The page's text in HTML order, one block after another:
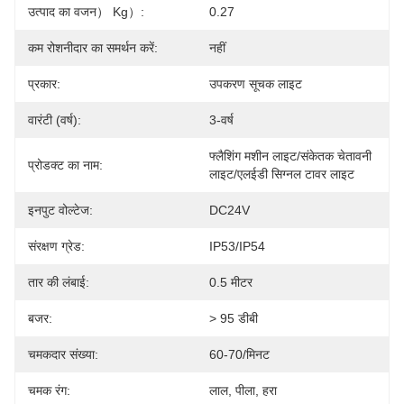
उत्पाद का वजन） Kg）: 0.27
कम रोशनीदार का समर्थन करें: नहीं
प्रकार: उपकरण सूचक लाइट
वारंटी (वर्ष): 3-वर्ष
प्रोडक्ट का नाम:
फ्लैशिंग मशीन लाइट/संकेतक चेतावनी
लाइट/एलईडी सिग्नल टावर लाइट
इनपुट वोल्टेज: DC24V
संरक्षण ग्रेड: IP53/IP54
तार की लंबाई: 0.5 मीटर
बजर: > 95 डीबी
चमकदार संख्या: 60-70/मिनट
चमक रंग: लाल, पीला, हरा